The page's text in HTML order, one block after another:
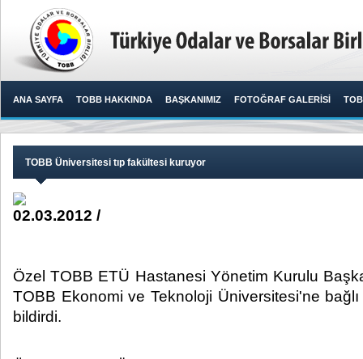
ANA SAYFA TOBB HAKKINDA BAŞKANIMIZ FOTOĞRAF GALERİSİ
TOBB Üniversitesi tıp fakültesi kuruyor
02.03.2012 /
Özel TOBB ETÜ Hastanesi Yönetim Kurulu
TOBB Ekonomi ve Teknoloji Üniversitesi'ne bağlı
bildirdi.​ ​